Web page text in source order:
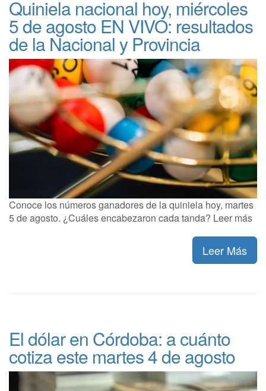
Quiniela nacional hoy, miércoles
5 de agosto EN VIVO: resultados
de la Nacional y Provincia
Conoce los números ganadores de la quiniela hoy, martes
5 de agosto. ¿Cuáles encabezaron cada tanda? Leer más
Leer Más
El dólar en Córdoba: a cuánto
cotiza este martes 4 de agosto